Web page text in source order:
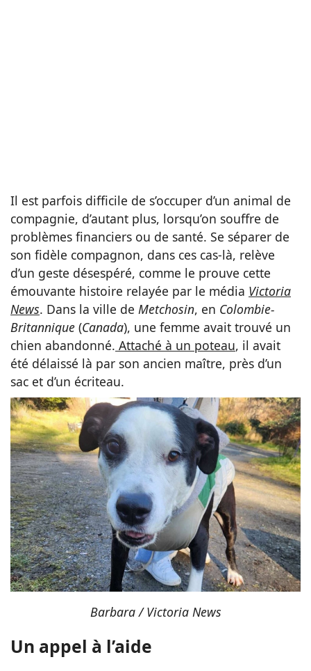
Il est parfois difficile de s’occuper d’un animal de
compagnie, d’autant plus, lorsqu’on souffre de
problèmes financiers ou de santé. Se séparer de
son fidèle compagnon, dans ces cas-là, relève
d’un geste désespéré, comme le prouve cette
émouvante histoire relayée par le média Victoria
News. Dans la ville de Metchosin, en Colombie-
Britannique (Canada), une femme avait trouvé un
chien abandonné. Attaché à un poteau, il avait
été délaissé là par son ancien maître, près d’un
sac et d’un écriteau.
Barbara / Victoria News
Un appel à l’aide